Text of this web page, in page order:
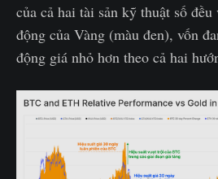
của cả hai tài sản kỹ thuật số
động của Vàng (màu đen), vốn
động giá nhỏ hơn theo cả hai